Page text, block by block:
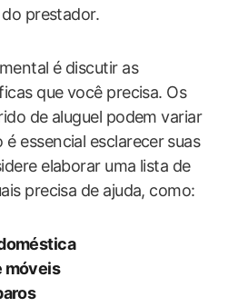
prestador.
é discutir as
que você precisa. Os
de aluguel podem‌ variar⁤
essencial esclarecer⁣ suas
‍elaborar uma lista de
precisa‌ de ajuda, como:
móveis